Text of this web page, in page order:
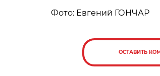
Фото: Евгений ГОНЧАР
ОСТАВИТЬ